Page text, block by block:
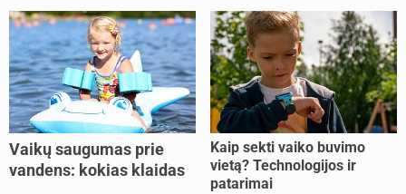
Vaikų saugumas prie
vandens: kokias klaidas
Kaip sekti vaiko buvimo
vietą? Technologijos ir
patarimai